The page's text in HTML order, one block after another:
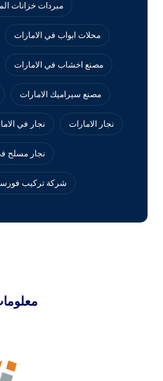
مبردات خزانات
محلات ابواب في الامارات
مصنع اخشاب في الامارات
مصنع سيراميك الامارات
نجار الامارات نجار في
نجار مسلح
‏شركة تركيب